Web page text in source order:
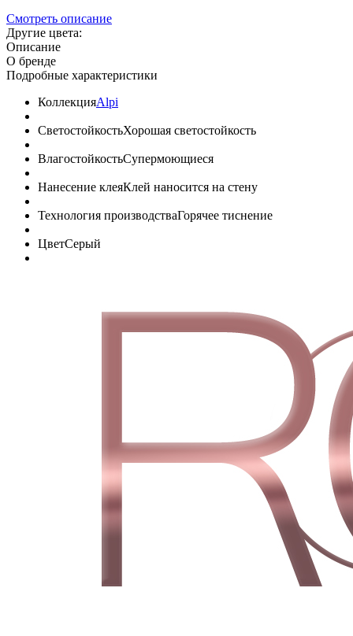
Смотреть описание
Другие цвета:
Описание
О бренде
Подробные характеристики
КоллекцияAlpi
СветостойкостьХорошая светостойкость
ВлагостойкостьСупермоющиеся
Нанесение клеяКлей наносится на стену
Технология производстваГорячее тиснение
ЦветСерый